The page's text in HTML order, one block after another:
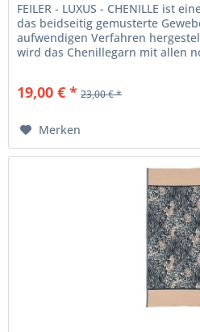
FEILER - LUXUS - CHENILLE ist
das beidseitig gemusterte
aufwendigen Verfahren
wird das Chenillegarn mit allen
19,00 € * 23,00 € *
Merken